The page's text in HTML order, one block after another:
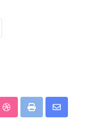
StumbleUpon
Print
Share